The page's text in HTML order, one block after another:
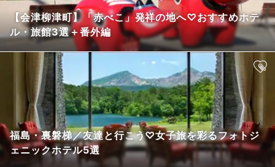
【会津柳津町】「赤べこ」発祥の地へ♡おすすめホテ
ル・旅館3選＋番外編
福島・裏磐梯／友達と行こう♡女子旅を彩るフォトジ
ェニックホテル5選